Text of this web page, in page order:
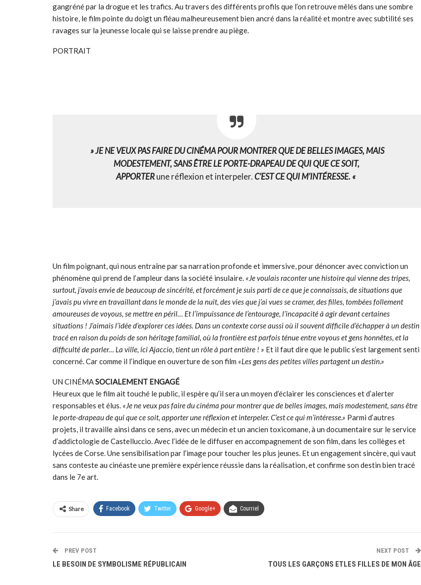
gangréné par la drogue et les trafics. Au travers des différents profils que l’on retrouve mêlés dans une sombre
histoire, le film pointe du doigt un fléau malheureusement bien ancré dans la réalité et montre avec subtilité ses
ravages sur la jeunesse locale qui se laisse prendre au piège.
PORTRAIT
» JE NE VEUX PAS FAIRE DU CINÉMA POUR MONTRER QUE DE BELLES IMAGES, MAIS
MODESTEMENT, SANS ÊTRE LE PORTE-DRAPEAU DE QUI QUE CE SOIT,
APPORTER une réflexion et interpeler.C’EST CE QUI M’INTÉRESSE. «
Un film poignant, qui nous entraîne par sa narration profonde et immersive, pour dénoncer avec conviction un
phénomène qui prend de l’ampleur dans la société insulaire. «Je voulais raconter une histoire qui vienne des tripes,
surtout, j’avais envie de beaucoup de sincérité, et forcément je suis parti de ce que je connaissais, de situations que
j’avais pu vivre en travaillant dans le monde de la nuit, des vies que j’ai vues se cramer, des filles, tombées follement
amoureuses de voyous, se mettre en péril… Et l’impuissance de l’entourage, l’incapacité à agir devant certaines
situations ! J’aimais l’idée d’explorer ces idées. Dans un contexte corse aussi où il souvent difficile d’échapper à un destin
tracé en raison du poids de son héritage familial, où la frontière est parfois ténue entre voyous et gens honnêtes, et la
difficulté de parler… La ville, ici Ajaccio, tient un rôle à part entière ! » Et il faut dire que le public s’est largement senti
concerné. Car comme il l’indique en ouverture de son film «Les gens des petites villes partagent un destin.»
UN CINÉMASOCIALEMENT ENGAGÉ
Heureux que le film ait touché le public, il espère qu’il sera un moyen d’éclairer les consciences et d’alerter
responsables et élus. «Je ne veux pas faire du cinéma pour montrer que de belles images, mais modestement, sans être
le porte-drapeau de qui que ce soit, apporter une réflexion et interpeler. C’est ce qui m’intéresse.» Parmi d’autres
projets, il travaille ainsi dans ce sens, avec un médecin et un ancien toxicomane, à un documentaire sur le service
d’addictologie de Castelluccio. Avec l’idée de le diffuser en accompagnement de son film, dans les collèges et
lycées de Corse. Une sensibilisation par l’image pour toucher les plus jeunes. Et un engagement sincère, qui vaut
sans conteste au cinéaste une première expérience réussie dans la réalisation, et confirme son destin bien tracé
dans le 7e art.
Share Facebook Twitter Google+ Courriel
PREV POST
LE BESOIN DE SYMBOLISME RÉPUBLICAIN
NEXT POST
TOUS LES GARÇONS ETLES FILLES DE MON ÂGE